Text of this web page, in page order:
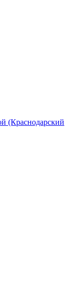
(Краснодарский